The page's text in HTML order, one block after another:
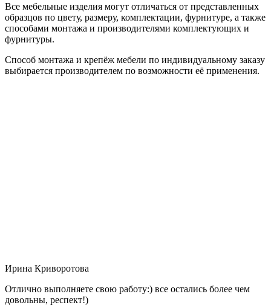
Все мебельные изделия могут отличаться от представленных
образцов по цвету, размеру, комплектации, фурнитуре, а также
способами монтажа и производителями комплектующих и
фурнитуры.
Способ монтажа и крепёж мебели по индивидуальному заказу
выбирается производителем по возможности её применения.
Ирина Криворотова
Отлично выполняете свою работу:) все остались более чем
довольны, респект!)